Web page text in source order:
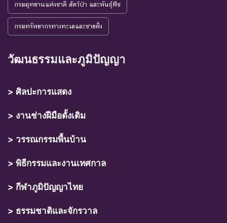
กรมอุทยานแห่งชาติ สัตว์ป่า และพันธุ์พืช
กรมทรัพยากรทางทะเลและชายฝั่ง
วัฒนธรรมและภูมิปัญญา
> ศิลปะการแสดง
> งานช่างฝีมือดั้งเดิม
> วรรณกรรมพื้นบ้าน
> พิธีกรรมและงานเทศกาล
> กีฬาภูมิปัญญาไทย
> ธรรมชาติและจักรวาล